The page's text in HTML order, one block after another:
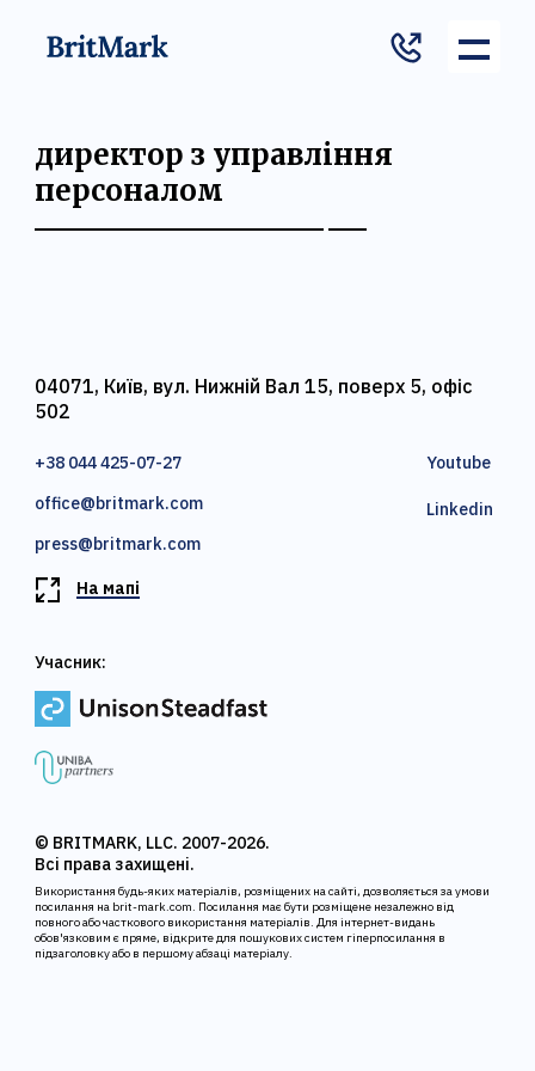
директор з управління
персоналом
04071, Київ, вул. Нижній Вал 15, поверх 5, офіс
502
+38 044 425-07-27
office@britmark.com
press@britmark.com
Youtube
Linkedin
На мапі
© BRITMARK, LLC. 2007-2026.
Всі права захищені.
Використання будь-яких матеріалів, розміщених на сайті, дозволяється за умови
посилання на brit-mark.com. Посилання має бути розміщене незалежно від
повного або часткового використання матеріалів. Для інтернет-видань
обов'язковим є пряме, відкрите для пошукових систем гіперпосилання в
підзаголовку або в першому абзаці матеріалу.
Учасник: